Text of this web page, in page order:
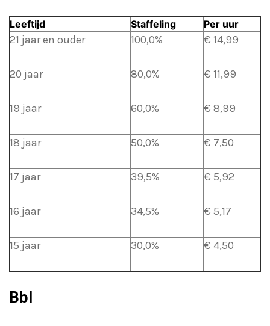
Leeftijd Staffeling Per uur
21 jaar en ouder 100,0% € 14,99
20 jaar 80,0% € 11,99
19 jaar 60,0% € 8,99
18 jaar 50,0% € 7,50
17 jaar 39,5% € 5,92
16 jaar 34,5% € 5,17
15 jaar 30,0% € 4,50
Bbl